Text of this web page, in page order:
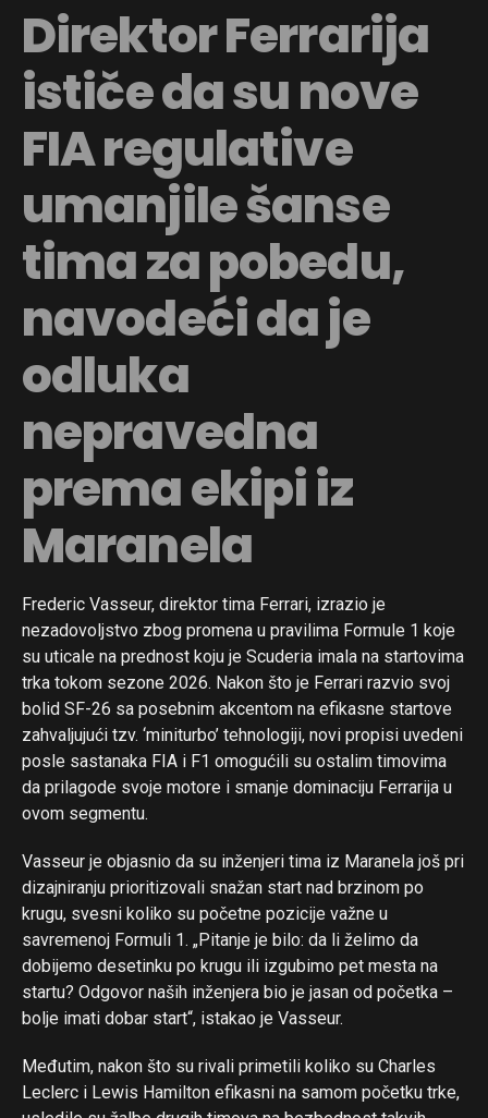
Direktor Ferrarija
ističe da su nove
FIA regulative
umanjile šanse
tima za pobedu,
navodeći da je
odluka
nepravedna
prema ekipi iz
Maranela
Frederic Vasseur, direktor tima Ferrari, izrazio je
nezadovoljstvo zbog promena u pravilima Formule 1 koje
su uticale na prednost koju je Scuderia imala na startovima
trka tokom sezone 2026. Nakon što je Ferrari razvio svoj
bolid SF-26 sa posebnim akcentom na efikasne startove
zahvaljujući tzv. ‘miniturbo’ tehnologiji, novi propisi uvedeni
posle sastanaka FIA i F1 omogućili su ostalim timovima
da prilagode svoje motore i smanje dominaciju Ferrarija u
ovom segmentu.
Vasseur je objasnio da su inženjeri tima iz Maranela još pri
dizajniranju prioritizovali snažan start nad brzinom po
krugu, svesni koliko su početne pozicije važne u
savremenoj Formuli 1. „Pitanje je bilo: da li želimo da
dobijemo desetinku po krugu ili izgubimo pet mesta na
startu? Odgovor naših inženjera bio je jasan od početka –
bolje imati dobar start“, istakao je Vasseur.
Međutim, nakon što su rivali primetili koliko su Charles
Leclerc i Lewis Hamilton efikasni na samom početku trke,